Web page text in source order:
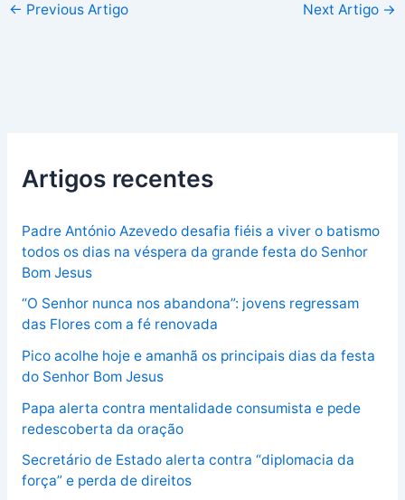
← Previous Artigo Next Artigo →
Artigos recentes
Padre António Azevedo desafia fiéis a viver o batismo
todos os dias na véspera da grande festa do Senhor
Bom Jesus
“O Senhor nunca nos abandona”: jovens regressam
das Flores com a fé renovada
Pico acolhe hoje e amanhã os principais dias da festa
do Senhor Bom Jesus
Papa alerta contra mentalidade consumista e pede
redescoberta da oração
Secretário de Estado alerta contra “diplomacia da
força” e perda de direitos